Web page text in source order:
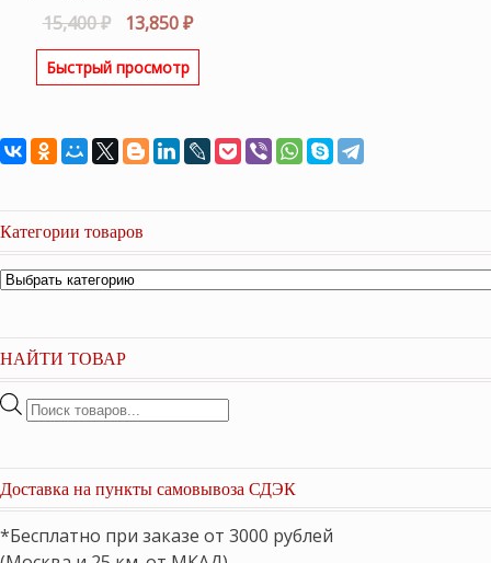
15,400₽
Первоначальная
цена
составляла
13,850₽Текущая
цена:
Быстрый просмотр
Категории товаров
НАЙТИ ТОВАР
Поиск
Доставка на пункты самовывоза СДЭК
*Бесплатно при заказе от 3000 рублей